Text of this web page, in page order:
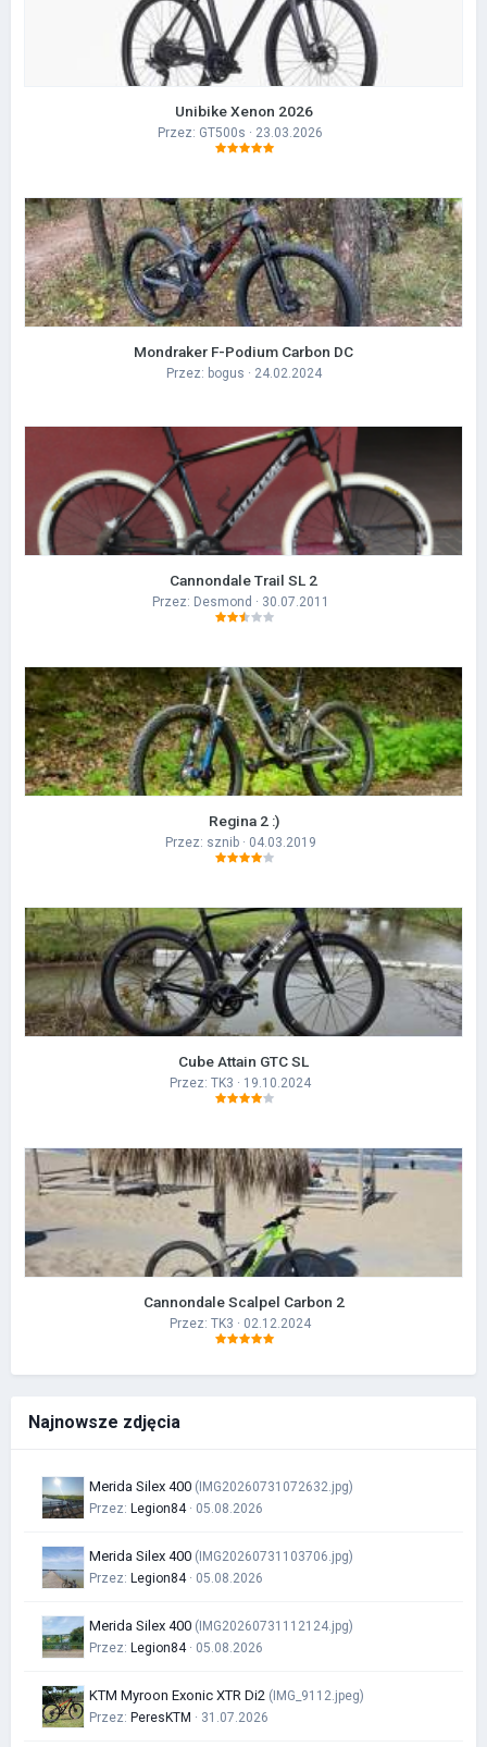
Unibike Xenon 2026
Przez: GT500s · 23.03.2026
Mondraker F-Podium Carbon DC
Przez: bogus · 24.02.2024
Cannondale Trail SL 2
Przez: Desmond · 30.07.2011
Regina 2 :)
Przez: sznib· 04.03.2019
Cube Attain GTC SL
Przez: TK3 · 19.10.2024
Cannondale Scalpel Carbon 2
Przez: TK3 · 02.12.2024
Najnowsze zdjęcia
Merida Silex 400 (IMG20260731072632.jpg)
Przez: Legion84· 05.08.2026
Merida Silex 400 (IMG20260731103706.jpg)
Przez: Legion84· 05.08.2026
Merida Silex 400 (IMG20260731112124.jpg)
Przez: Legion84· 05.08.2026
KTM Myroon Exonic XTR Di2 (IMG_9112.jpeg)
Przez: PeresKTM · 31.07.2026